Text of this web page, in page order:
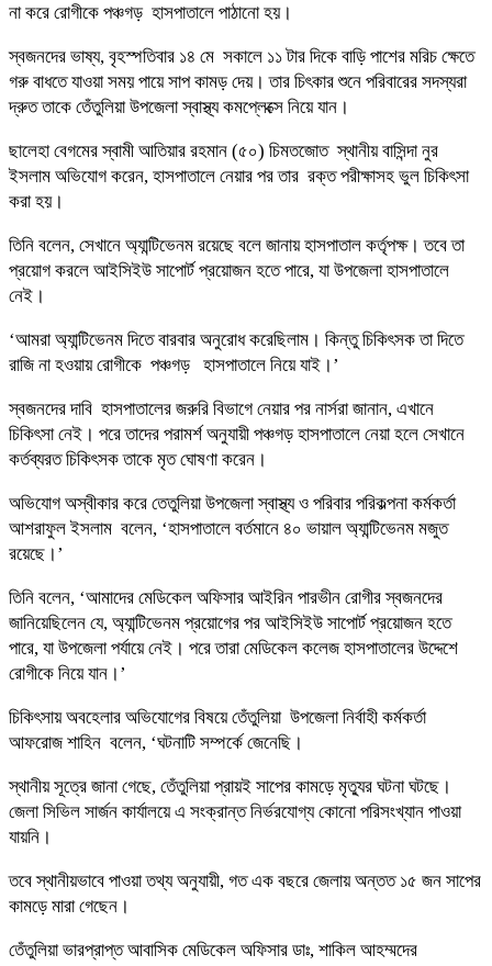
না করে রোগীকে পঞ্চগড় হাসপাতালে পাঠানো হয়।
স্বজনদের ভাষ্য, বৃহস্পতিবার ১৪ মে সকালে ১১ টার দিকে বাড়ি পাশের মরিচ ক্ষেতে
গরু বাধতে যাওয়া সময় পায়ে সাপ কামড় দেয়। তার চিৎকার শুনে পরিবারের সদস্যরা
দ্রুত তাকে তেঁতুলিয়া উপজেলা স্বাস্থ্য কমপ্লেক্সে নিয়ে যান।
ছালেহা বেগমের স্বামী আতিয়ার রহমান (৫০) চিমতজোত স্থানীয় বাসিন্দা নুর
ইসলাম অভিযোগ করেন, হাসপাতালে নেয়ার পর তার রক্ত পরীক্ষাসহ ভুল চিকিৎসা
করা হয়।
তিনি বলেন, সেখানে অ্যান্টিভেনম রয়েছে বলে জানায় হাসপাতাল কর্তৃপক্ষ। তবে তা
প্রয়োগ করলে আইসিইউ সাপোর্ট প্রয়োজন হতে পারে, যা উপজেলা হাসপাতালে
নেই।
‘আমরা অ্যান্টিভেনম দিতে বারবার অনুরোধ করেছিলাম। কিন্তু চিকিৎসক তা দিতে
রাজি না হওয়ায় রোগীকে পঞ্চগড় হাসপাতালে নিয়ে যাই।’
স্বজনদের দাবি হাসপাতালের জরুরি বিভাগে নেয়ার পর নার্সরা জানান, এখানে
চিকিৎসা নেই। পরে তাদের পরামর্শ অনুযায়ী পঞ্চগড় হাসপাতালে নেয়া হলে সেখানে
কর্তব্যরত চিকিৎসক তাকে মৃত ঘোষণা করেন।
অভিযোগ অস্বীকার করে তেতুলিয়া উপজেলা স্বাস্থ্য ও পরিবার পরিকল্পনা কর্মকর্তা
আশরাফুল ইসলাম বলেন, ‘হাসপাতালে বর্তমানে ৪০ ভায়াল অ্যান্টিভেনম মজুত
রয়েছে।’
তিনি বলেন, ‘আমাদের মেডিকেল অফিসার আইরিন পারভীন রোগীর স্বজনদের
জানিয়েছিলেন যে, অ্যান্টিভেনম প্রয়োগের পর আইসিইউ সাপোর্ট প্রয়োজন হতে
পারে, যা উপজেলা পর্যায়ে নেই। পরে তারা মেডিকেল কলেজ হাসপাতালের উদ্দেশে
রোগীকে নিয়ে যান।’
চিকিৎসায় অবহেলার অভিযোগের বিষয়ে তেঁতুলিয়া উপজেলা নির্বাহী কর্মকর্তা
আফরোজ শাহিন বলেন, ‘ঘটনাটি সম্পর্কে জেনেছি।
স্থানীয় সূত্রে জানা গেছে, তেঁতুলিয়া প্রায়ই সাপের কামড়ে মৃত্যুর ঘটনা ঘটছে।
জেলা সিভিল সার্জন কার্যালয়ে এ সংক্রান্ত নির্ভরযোগ্য কোনো পরিসংখ্যান পাওয়া
যায়নি।
তবে স্থানীয়ভাবে পাওয়া তথ্য অনুযায়ী, গত এক বছরে জেলায় অন্তত ১৫ জন সাপের
কামড়ে মারা গেছেন।
তেঁতুলিয়া ভারপ্রাপ্ত আবাসিক মেডিকেল অফিসার ডাঃ, শাকিল আহম্মদের